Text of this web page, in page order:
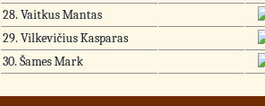
28. Vaitkus Mantas
29. Vilkevičius Kasparas
30. Šames Mark